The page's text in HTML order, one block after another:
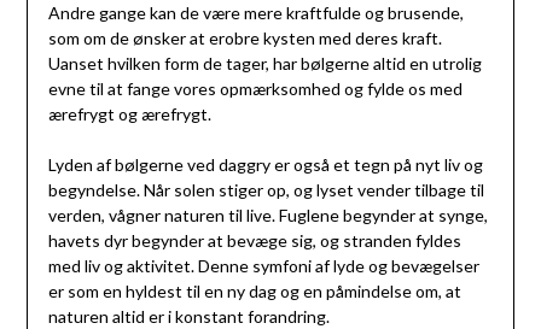
Andre gange kan de være mere kraftfulde og brusende,
som om de ønsker at erobre kysten med deres kraft.
Uanset hvilken form de tager, har bølgerne altid en utrolig
evne til at fange vores opmærksomhed og fylde os med
ærefrygt og ærefrygt.
Lyden af bølgerne ved daggry er også et tegn på nyt liv og
begyndelse. Når solen stiger op, og lyset vender tilbage til
verden, vågner naturen til live. Fuglene begynder at synge,
havets dyr begynder at bevæge sig, og stranden fyldes
med liv og aktivitet. Denne symfoni af lyde og bevægelser
er som en hyldest til en ny dag og en påmindelse om, at
naturen altid er i konstant forandring.